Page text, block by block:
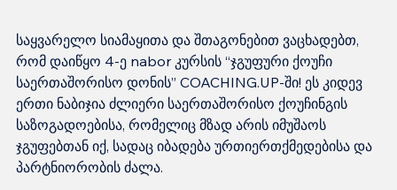
საყვარელო სიამაყითა და შთაგონებით ვაცხადებთ,
რომ დაიწყო 4-ე nabor კურსის “ჯგუფური ქოუჩი
საერთაშორისო დონის” COACHING.UP-ში! ეს კიდევ
ერთი ნაბიჯია ძლიერი საერთაშორისო ქოუჩინგის
საზოგადოებისა, რომელიც მზად არის იმუშაოს
ჯგუფებთან იქ, სადაც იბადება ურთიერთქმედებისა და
პარტნიორობის ძალა.